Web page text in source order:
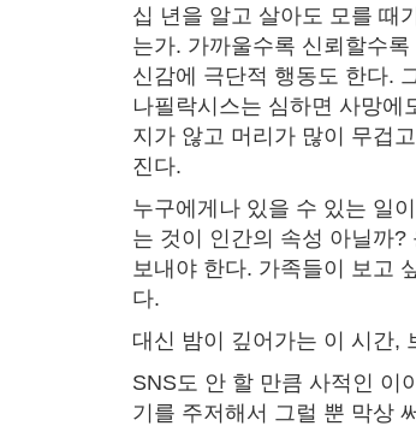
십 년을 알고 살아도 모를 때
는가. 가까울수록 신뢰할수
신감에 극단적 행동도 한다.
나필락시스는 심하면 사망
지가 않고 머리가 많이 무겁
진다.
누구에게나 있을 수 있는 일
는 것이 인간의 속성 아닐까
보내야 한다. 가족들이 보고
다.
대신 밤이 깊어가는 이 시간,
SNS도 안 할 만큼 사적인 이
기를 주저해서 그럴 뿐 막상